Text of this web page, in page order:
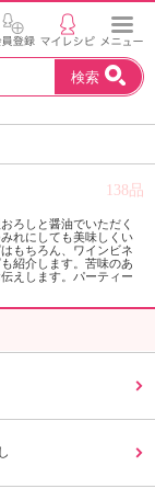
検索
138品
ろしと醤油でいただく
れにしても美味しくい
もちろん、ワインビネ
紹介します。苦味のあ
えします。パーティー